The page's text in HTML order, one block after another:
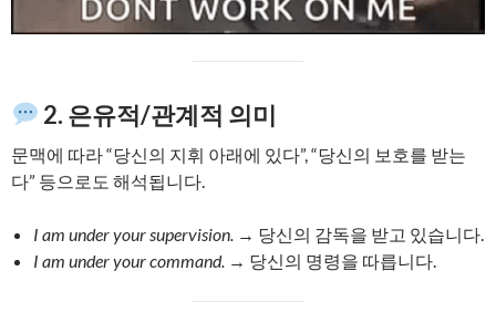
2. 은유적/관계적 의미
문맥에 따라 “당신의 지휘 아래에 있다”, “당신의 보호를 받는
다” 등으로도 해석됩니다.
I am under your supervision. → 당신의 감독을 받고 있습니다.
I am under your command. → 당신의 명령을 따릅니다.